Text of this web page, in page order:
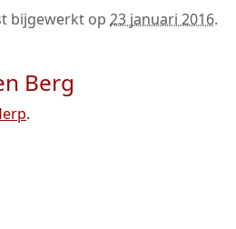
bijgewerkt op 23 januari 2016.
Berg
.